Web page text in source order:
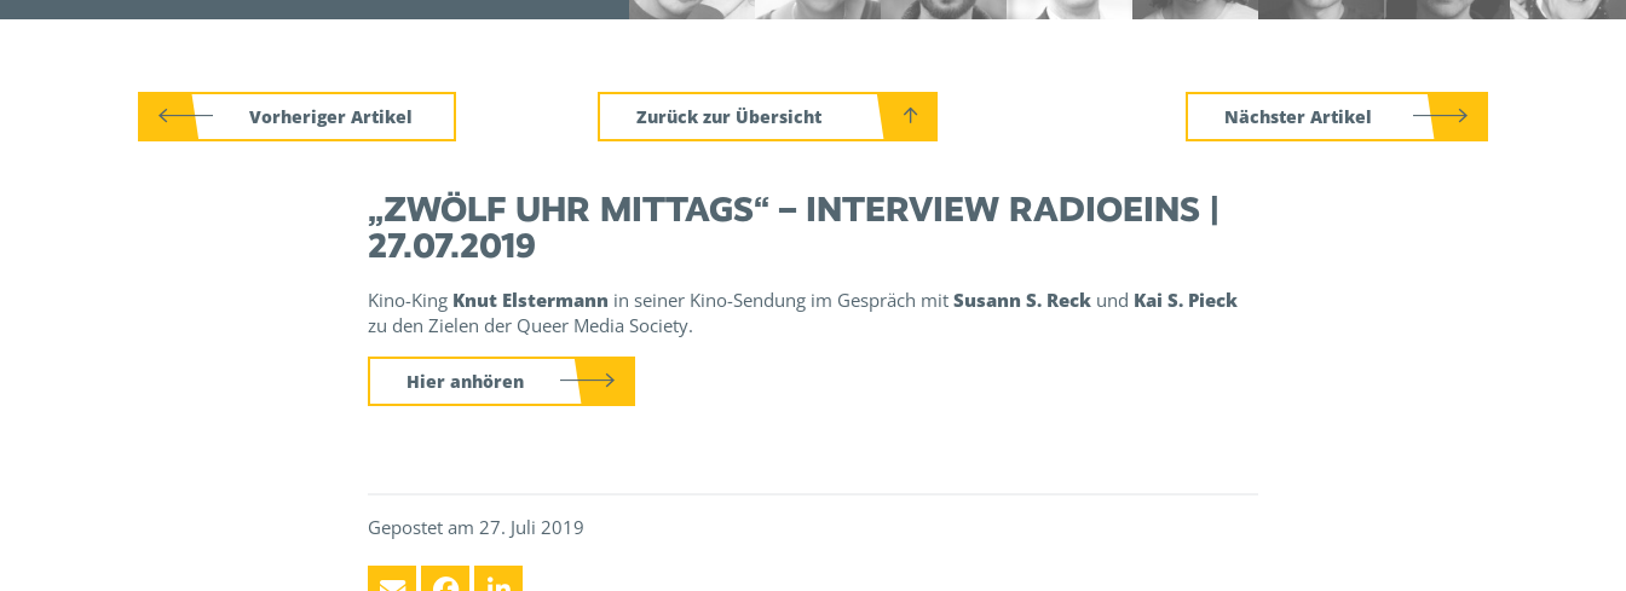
Vorheriger Artikel Zurück zur Übersicht Nächster Artikel
„ZWÖLF UHR MITTAGS“ – INTERVIEW RADIOEINS |
27.07.2019
Kino-King Knut Elstermann in seiner Kino-Sendung im Gespräch mit Susann S. Reck und Kai S. Pieck
zu den Zielen der Queer Media Society.
Hier anhören
Gepostet am 27. Juli 2019